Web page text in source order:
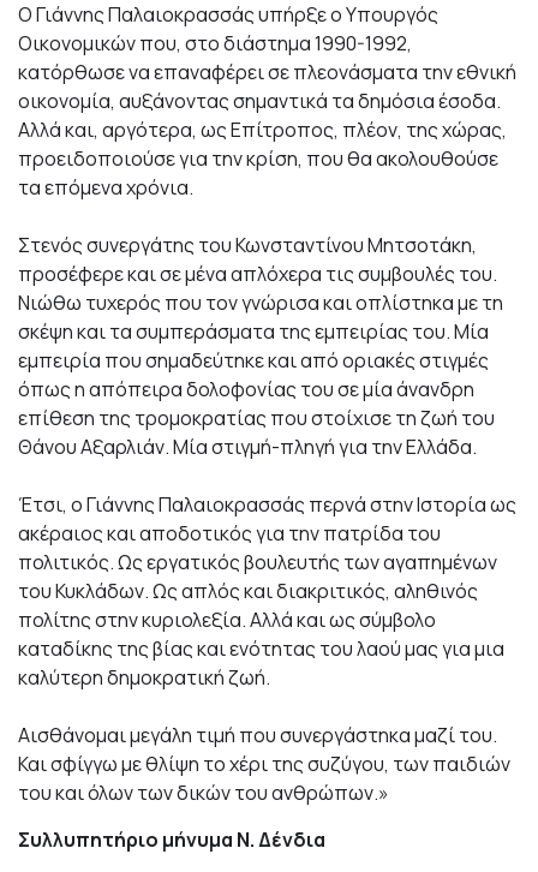
Ο Γιάννης Παλαιοκρασσάς υπήρξε ο Υπουργός
Οικονομικών που, στο διάστημα 1990-1992,
κατόρθωσε να επαναφέρει σε πλεονάσματα την εθνική
οικονομία, αυξάνοντας σημαντικά τα δημόσια έσοδα.
Αλλά και, αργότερα, ως Επίτροπος, πλέον, της χώρας,
προειδοποιούσε για την κρίση, που θα ακολουθούσε
τα επόμενα χρόνια.
Στενός συνεργάτης του Κωνσταντίνου Μητσοτάκη,
προσέφερε και σε μένα απλόχερα τις συμβουλές του.
Νιώθω τυχερός που τον γνώρισα και οπλίστηκα με τη
σκέψη και τα συμπεράσματα της εμπειρίας του. Μία
εμπειρία που σημαδεύτηκε και από οριακές στιγμές
όπως η απόπειρα δολοφονίας του σε μία άνανδρη
επίθεση της τρομοκρατίας που στοίχισε τη ζωή του
Θάνου Αξαρλιάν. Μία στιγμή-πληγή για την Ελλάδα.
Έτσι, ο Γιάννης Παλαιοκρασσάς περνά στην Ιστορία ως
ακέραιος και αποδοτικός για την πατρίδα του
πολιτικός. Ως εργατικός βουλευτής των αγαπημένων
του Κυκλάδων. Ως απλός και διακριτικός, αληθινός
πολίτης στην κυριολεξία. Αλλά και ως σύμβολο
καταδίκης της βίας και ενότητας του λαού μας για μια
καλύτερη δημοκρατική ζωή.
Αισθάνομαι μεγάλη τιμή που συνεργάστηκα μαζί του.
Και σφίγγω με θλίψη το χέρι της συζύγου, των παιδιών
του και όλων των δικών του ανθρώπων.»
Συλλυπητήριο μήνυμα Ν. Δένδια